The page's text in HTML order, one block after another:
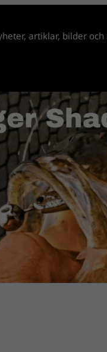
artiklar, bilder